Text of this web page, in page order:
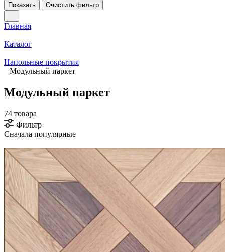
Показать
Очистить фильтр
Главная
Каталог
Напольные покрытия
Модульный паркет
Модульный паркет
74 товара
Фильтр
Сначала популярные